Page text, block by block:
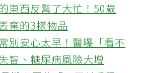
東西反幫了大忙！50歲
棄的3樣物品
別安心太早！醫曝「看不
智、糖尿病風險大增